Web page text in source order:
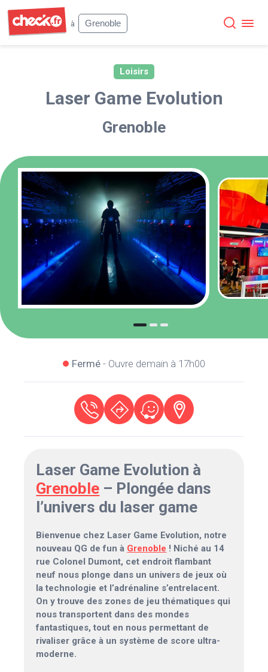
à
Grenoble
Loisirs
Laser Game Evolution
Grenoble
Fermé - Ouvre demain à 17h00
Laser Game Evolution à
Grenoble – Plongée dans
l’univers du laser game
Bienvenue chez Laser Game Evolution, notre
nouveau QG de fun à Grenoble ! Niché au 14
rue Colonel Dumont, cet endroit flambant
neuf nous plonge dans un univers de jeux où
la technologie et l’adrénaline s’entrelacent.
On y trouve des zones de jeu thématiques qui
nous transportent dans des mondes
fantastiques, tout en nous permettant de
rivaliser grâce à un système de score ultra-
moderne.